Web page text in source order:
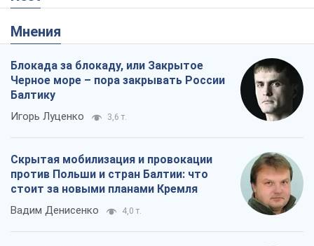
Мнения
Блокада за блокаду, или Закрытое
Черное море – пора закрывать России
Балтику
Игорь Луценко 3,6 т.
Скрытая мобилизация и провокации
против Польши и стран Балтии: что
стоит за новыми планами Кремля
Вадим Денисенко 4,0 т.